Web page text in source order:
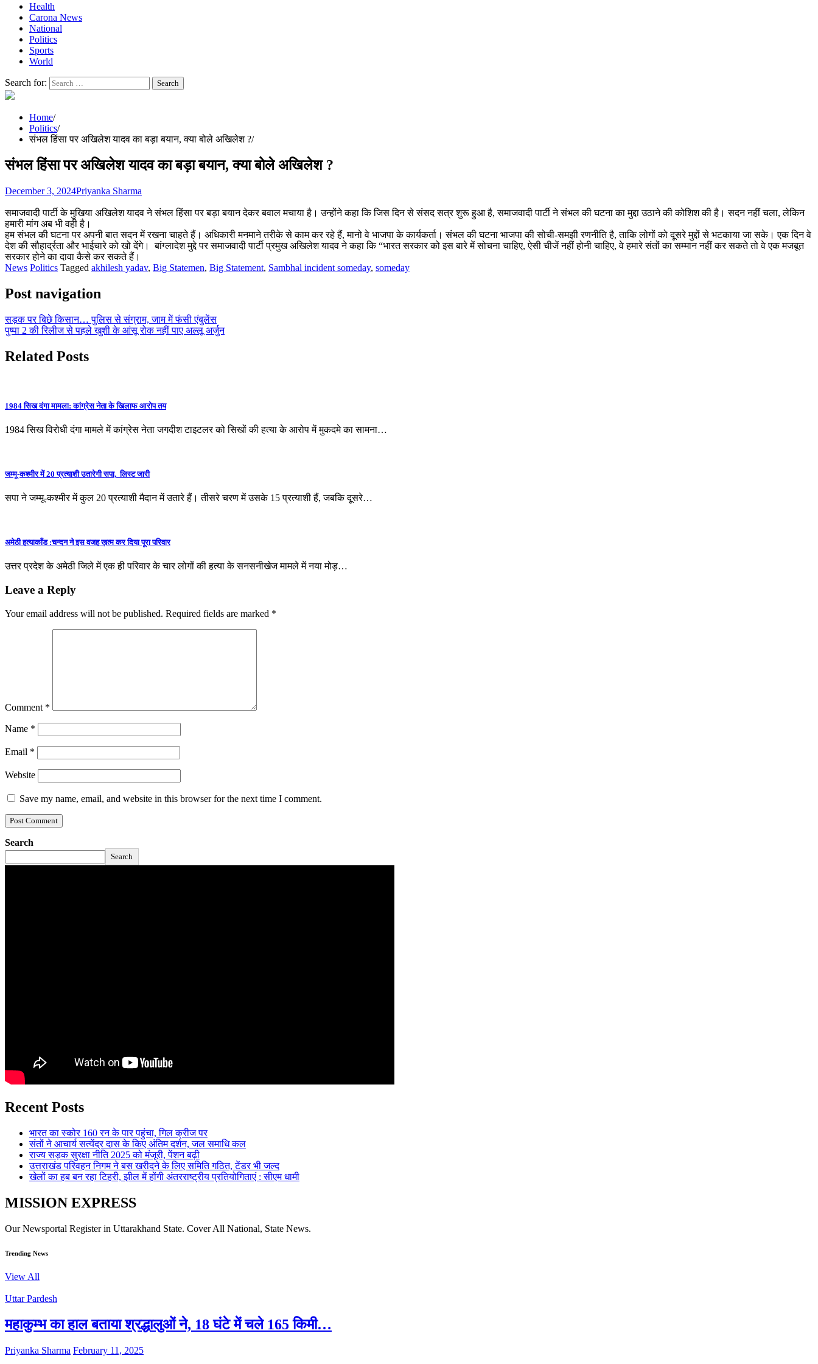
Health
Carona News
National
Politics
Sports
World
Search for:
Home
Politics
संभल हिंसा पर अखिलेश यादव का बड़ा बयान, क्या बोले अखिलेश ?
संभल हिंसा पर अखिलेश यादव का बड़ा बयान, क्या बोले अखिलेश ?
December 3, 2024Priyanka Sharma
समाजवादी पार्टी के मुखिया अखिलेश यादव ने संभल हिंसा पर बड़ा बयान देकर बवाल मचाया है। उन्होंने कहा कि जिस दिन से संसद सत्र शुरू हुआ है, समाजवादी पार्टी ने संभल की घटना का मुद्दा उठाने की कोशिश की है। सदन नहीं चला, लेकिन
हमारी मांग अब भी वही है।
हम संभल की घटना पर अपनी बात सदन में रखना चाहते हैं। अधिकारी मनमाने तरीके से काम कर रहे हैं, मानो वे भाजपा के कार्यकर्ता। संभल की घटना भाजपा की सोची-समझी रणनीति है, ताकि लोगों को दूसरे मुद्दों से भटकाया जा सके। एक दिन वे
देश की सौहार्द्रता और भाईचारे को खो देंगे। बांग्लादेश मुद्दे पर समाजवादी पार्टी प्रमुख अखिलेश यादव ने कहा कि “भारत सरकार को इस बारे में सोचना चाहिए, ऐसी चीजें नहीं होनी चाहिए, वे हमारे संतों का सम्मान नहीं कर सकते तो वे एक मजबूत
सरकार होने का दावा कैसे कर सकते हैं।
News Politics Tagged akhilesh yadav, Big Statemen, Big Statement, Sambhal incident someday, someday
Post navigation
सड़क पर बिछे किसान… पुलिस से संग्राम, जाम में फंसी एंबुलेंस
पुष्पा 2 की रिलीज से पहले खुशी के आंसू रोक नहीं पाए अल्लू अर्जुन
Related Posts
1984 सिख दंगा मामला: कांग्रेस नेता के खिलाफ आरोप तय
1984 सिख विरोधी दंगा मामले में कांग्रेस नेता जगदीश टाइटलर को सिखों की हत्या के आरोप में मुकदमे का सामना…
जम्मू-कश्मीर में 20 प्रत्याशी उतारेगी सपा, लिस्ट जारी
सपा ने जम्मू-कश्मीर में कुल 20 प्रत्याशी मैदान में उतारे हैं। तीसरे चरण में उसके 15 प्रत्याशी हैं, जबकि दूसरे…
अमेठी हत्याकाँड :चन्दन ने इस वजह ख़त्म कर दिया पूरा परिवार
उत्तर प्रदेश के अमेठी जिले में एक ही परिवार के चार लोगों की हत्या के सनसनीखेज मामले में नया मोड़…
Leave a Reply
Your email address will not be published. Required fields are marked *
Comment *
Name *
Email *
Website
Save my name, email, and website in this browser for the next time I comment.
Search
Search
Recent Posts
भारत का स्कोर 160 रन के पार पहुंचा, गिल क्रीज पर
संतों ने आचार्य सत्येंद्र दास के किए अंतिम दर्शन, जल समाधि कल
राज्य सड़क सुरक्षा नीति 2025 को मंजूरी, पेंशन बढ़ी
उत्तराखंड परिवहन निगम ने बस खरीदने के लिए समिति गठित, टेंडर भी जल्द
खेलों का हब बन रहा टिहरी, झील में होंगी अंतरराष्ट्रीय प्रतियोगिताएं : सीएम धामी
MISSION EXPRESS
Our Newsportal Register in Uttarakhand State. Cover All National, State News.
Trending News
View All
Uttar Pardesh
महाकुम्भ का हाल बताया श्रद्धालुओं ने, 18 घंटे में चले 165 किमी…
Priyanka Sharma February 11, 2025